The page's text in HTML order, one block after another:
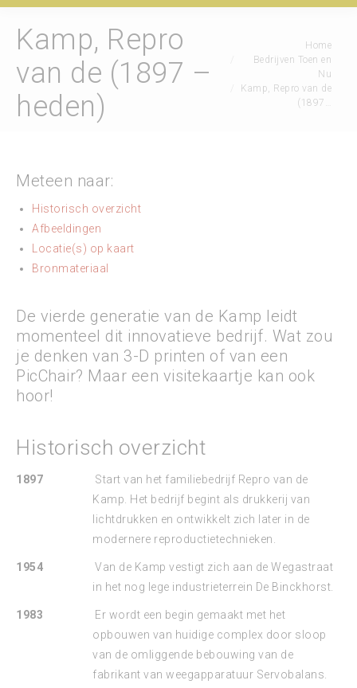
Kamp, Repro
van de (1897 –
heden)
Home
Bedrijven Toen en
Nu
Kamp, Repro van de
(1897…
Meteen naar:
Historisch overzicht
Afbeeldingen
Locatie(s) op kaart
Bronmateriaal
De vierde generatie van de Kamp leidt
momenteel dit innovatieve bedrijf. Wat zou
je denken van 3-D printen of van een
PicChair? Maar een visitekaartje kan ook
hoor!
Historisch overzicht
1897
Start van het familiebedrijf Repro van de
Kamp. Het bedrijf begint als drukkerij van
lichtdrukken en ontwikkelt zich later in de
modernere reproductietechnieken.
1954
Van de Kamp vestigt zich aan de Wegastraat
in het nog lege industrieterrein De Binckhorst.
1983
Er wordt een begin gemaakt met het
opbouwen van huidige complex door sloop
van de omliggende bebouwing van de
fabrikant van weegapparatuur Servobalans.